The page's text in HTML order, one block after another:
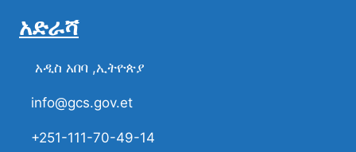
አድራሻ
አዲስ አበባ ,ኢትዮጵያ
info@gcs.gov.et
+251-111-70-49-14